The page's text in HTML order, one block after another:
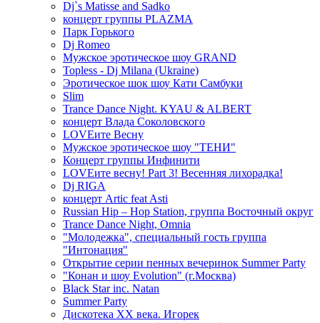
Dj`s Matisse and Sadko
концерт группы PLAZMA
Парк Горького
Dj Romeo
Мужское эротическое шоу GRAND
Topless - Dj Milana (Ukraine)
Эротическое шок шоу Кати Самбуки
Slim
Trance Dance Night. KYAU & ALBERT
концерт Влада Соколовского
LOVEите Весну
Мужское эротическое шоу "ТЕНИ"
Концерт группы Инфинити
LOVEите весну! Part 3! Весенняя лихорадка!
Dj RIGA
концерт Artic feat Asti
Russian Hip – Hop Station, группа Восточный округ
Trance Dance Night, Omnia
"Молодежка", специальный гость группа
"Интонация"
Открытие серии пенных вечеринок Summer Party
"Конан и шоу Evolution" (г.Москва)
Black Star inc. Natan
Summer Party
Дискотека ХХ века. Игорек